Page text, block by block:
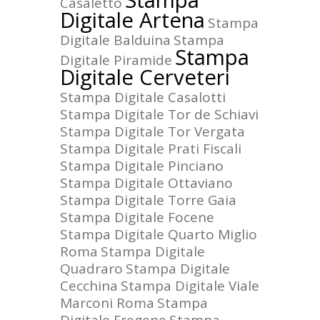
Digitale Artena Stampa
Digitale Balduina Stampa
Digitale Piramide Stampa
Digitale Cerveteri
Stampa Digitale Casalotti
Stampa Digitale Tor de Schiavi
Stampa Digitale Tor Vergata
Stampa Digitale Prati Fiscali
Stampa Digitale Pinciano
Stampa Digitale Ottaviano
Stampa Digitale Torre Gaia
Stampa Digitale Focene
Stampa Digitale Quarto Miglio
Roma Stampa Digitale
Quadraro Stampa Digitale
Cecchina Stampa Digitale Viale
Marconi Roma Stampa